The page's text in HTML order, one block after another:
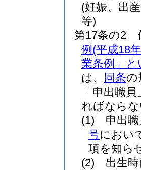
(妊娠、出
等)
第17条の2
例 (平成18
業条例」と
は、
同条の
「申出職
ればなら
(1)
申出
号におい
項を知ら
(2)
出生